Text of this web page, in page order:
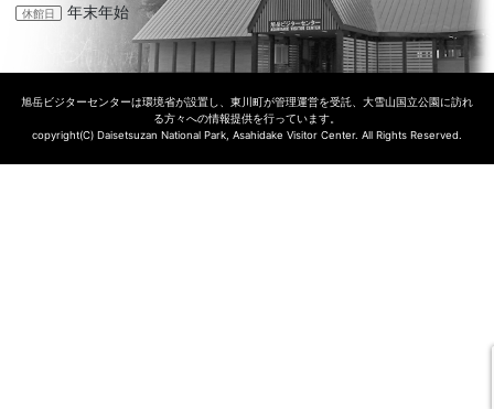
休館日 年末年始
旭岳ビジターセンターは環境省が設置し、東川町が管理運営を受託、大雪山国立公園に訪れ
る方々への情報提供を行っています。
copyright(C) Daisetsuzan National Park, Asahidake Visitor Center. All Rights Reserved.